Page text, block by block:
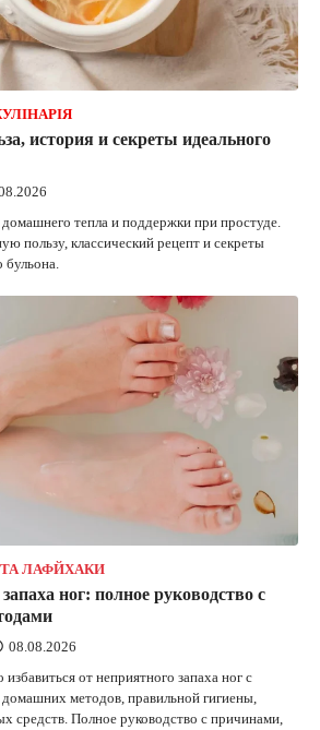
история и секреты идеального
тепла и поддержки при простуде.
пользу, классический рецепт и секреты
бульона.
ЛАФЙХАКИ
ног: полное руководство с
08.08.2026
от неприятного запаха ног с
методов, правильной гигиены,
средств. Полное руководство с причинами,